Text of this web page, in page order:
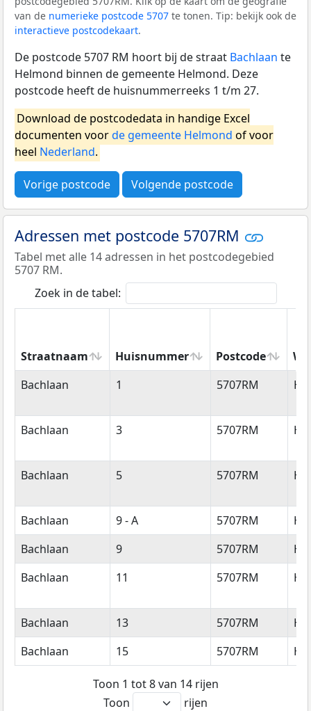
van de numerieke postcode 5707 te tonen. Tip: bekijk ook de
interactieve postcodekaart.
De postcode 5707 RM hoort bij de straat Bachlaan te
Helmond binnen de gemeente Helmond. Deze
postcode heeft de huisnummerreeks 1 t/m 27.
Download de postcodedata in handige Excel
documenten voorde gemeente Helmond of voor
heel Nederland.
Vorige postcode Volgende postcode
Adressen met postcode 5707RM
Tabel met alle 14 adressen in het postcodegebied
5707 RM.
Zoek in de tabel:
Straatnaam Huisnummer Postcode
Straatnaam
Huisnummer Postcode
Bachlaan 1 5707RM
Bachlaan 3 5707RM
Bachlaan 5 5707RM
Bachlaan 9 - A 5707RM
Bachlaan
9 5707RM
Bachlaan
11 5707RM
Bachlaan 13 5707RM
Bachlaan
15 5707RM
Toon 1 tot 8 van 14 rijen
Toon
rijen